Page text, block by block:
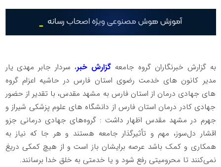
به گزارش خبرنگاران گروه جامعه گزارش خبر، سردار جابر مهدی یار
مدیر کانون های خدمت رضوی استان فارس در حاشیه اعزام گروه
های جهادی درمان از استان فارس به مشهد مقدس، با تقدیر از حضور
جهادی کادر درمان استان فارس از دانشگاه های علوم پزشکی شیراز و
جهرم در مشهد مقدس اظهار داشت : گروه‌های جهادی درمانی جزو
اقشار دل‌سوز، مهم و تأثیرگذار جامعه هستند و هر جا که نیاز به
همکاری و کمک باشد عرصه برایشان باز است و از هیچ کمکی دریغ
نمی‌کنند تا محرومیتی رفع شود و یا خدمتی به خلق خدا برسانند.